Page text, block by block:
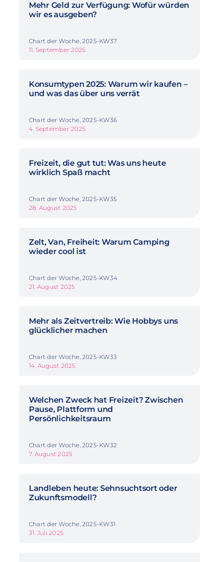
Mehr Geld zur Verfügung: Wofür würden
wir es ausgeben?
Chart der Woche, 2025-KW37
11. September 2025
Konsumtypen 2025: Warum wir kaufen –
und was das über uns verrät
Chart der Woche, 2025-KW36
4. September 2025
Freizeit, die gut tut: Was uns heute
wirklich Spaß macht
Chart der Woche, 2025-KW35
28. August 2025
Zelt, Van, Freiheit: Warum Camping
wieder cool ist
Chart der Woche, 2025-KW34
21. August 2025
Mehr als Zeitvertreib: Wie Hobbys uns
glücklicher machen
Chart der Woche, 2025-KW33
14. August 2025
Welchen Zweck hat Freizeit? Zwischen
Pause, Plattform und
Persönlichkeitsraum
Chart der Woche, 2025-KW32
7. August 2025
Landleben heute: Sehnsuchtsort oder
Zukunftsmodell?
Chart der Woche, 2025-KW31
31. Juli 2025